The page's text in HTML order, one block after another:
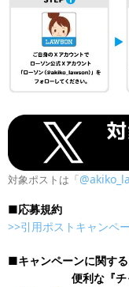
対象ポストは「
■応募規約
>>引用ポストキャンペ
■キャンペーンに関す
便利な『